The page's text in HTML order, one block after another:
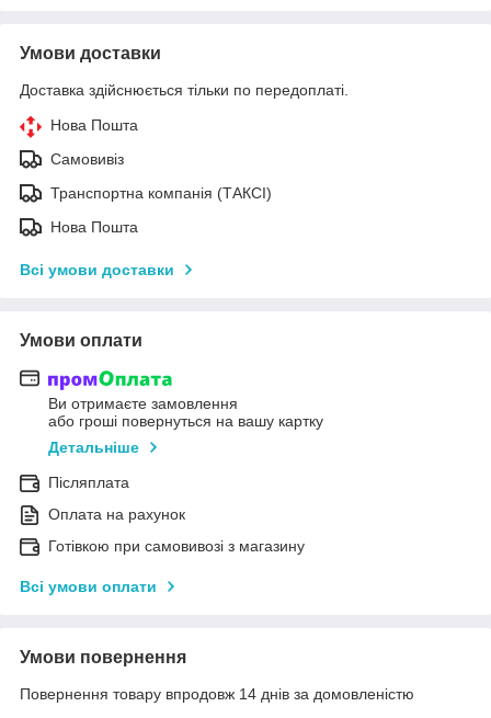
Умови доставки
Доставка здійснюється тільки по передоплаті.
Нова Пошта
Самовивіз
Транспортна компанія (ТАКСІ)
Нова Пошта
Всі умови доставки
Умови оплати
Ви отримаєте замовлення
або гроші повернуться на вашу картку
Детальніше
Післяплата
Оплата на рахунок
Готівкою при самовивозі з магазину
Всі умови оплати
Умови повернення
Повернення товару впродовж 14 днів за домовленістю